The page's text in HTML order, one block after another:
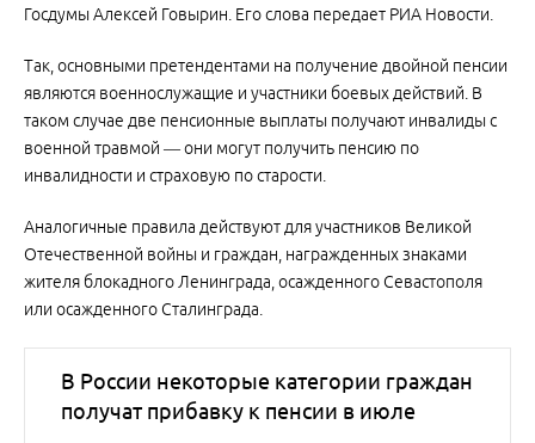
Госдумы Алексей Говырин. Его слова передает РИА Новости.
Так, основными претендентами на получение двойной пенсии
являются военнослужащие и участники боевых действий. В
таком случае две пенсионные выплаты получают инвалиды с
военной травмой — они могут получить пенсию по
инвалидности и страховую по старости.
Аналогичные правила действуют для участников Великой
Отечественной войны и граждан, награжденных знаками
жителя блокадного Ленинграда, осажденного Севастополя
или осажденного Сталинграда.
В России некоторые категории граждан
получат прибавку к пенсии в июле